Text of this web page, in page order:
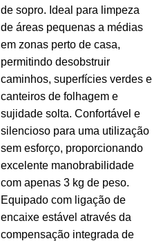
de sopro. Ideal para limpeza
de áreas pequenas a médias
em zonas perto de casa,
permitindo desobstruir
caminhos, superfícies verdes e
canteiros de folhagem e
sujidade solta. Confortável e
silencioso para uma utilização
sem esforço, proporcionando
excelente manobrabilidade
com apenas 3 kg de peso.
Equipado com ligação de
encaixe estável através da
compensação integrada de